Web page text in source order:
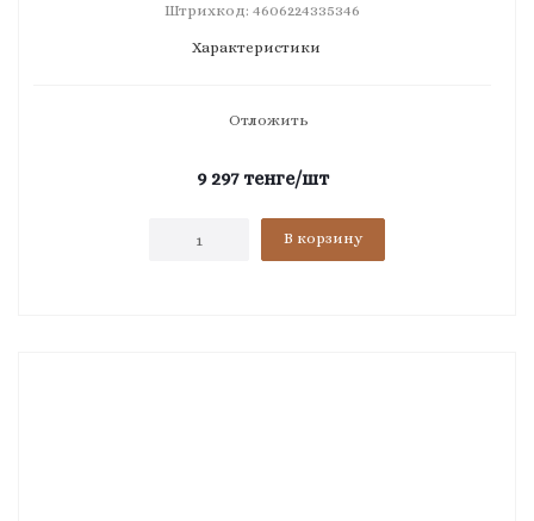
Штрихкод: 4606224335346
Характеристики
Отложить
9 297тенге/шт
В корзину